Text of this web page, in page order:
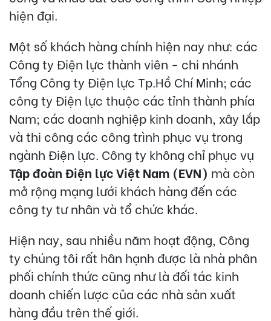
hiện đại.
Một số khách hàng chính hiện nay như: các
Công ty Điện lực thành viên - chi nhánh
Tổng Công ty Điện lực Tp.Hồ Chí Minh; các
công ty Điện lực thuộc các tỉnh thành phía
Nam; các doanh nghiệp kinh doanh, xây lắp
và thi công các công trình phục vụ trong
ngành Điện lực. Công ty không chỉ phục vụ
Tập đoàn Điện lực Việt Nam (EVN) mà còn
mở rộng mạng lưới khách hàng đến các
công ty tư nhân và tổ chức khác.
Hiện nay, sau nhiều năm hoạt động, Công
ty chúng tôi rất hân hạnh được là nhà phân
phối chính thức cũng như là đối tác kinh
doanh chiến lược của các nhà sản xuất
hàng đầu trên thế giới.